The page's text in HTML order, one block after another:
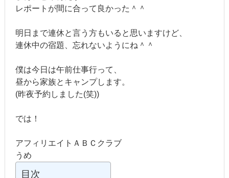
レポートが間に合って良かった＾＾
明日まで連休と言う方もいると思いますけど、
連休中の宿題、忘れないようにね＾＾
僕は今日は午前仕事行って、
昼から家族とキャンプします。
(昨夜予約しました(笑))
では！
アフィリエイトＡＢＣクラブ
うめ
目次